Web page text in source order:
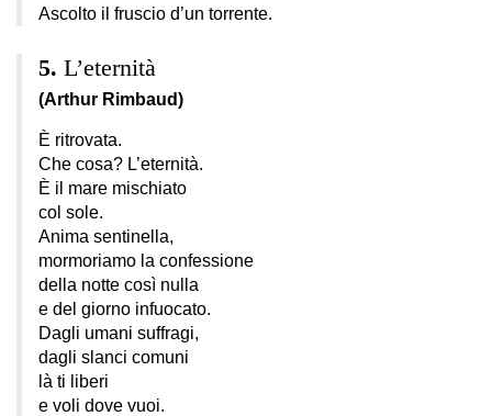
Ascolto il fruscio d’un torrente.
L’eternità
(Arthur Rimbaud)
È ritrovata.
Che cosa? L’eternità.
È il mare mischiato
col sole.
Anima sentinella,
mormoriamo la confessione
della notte così nulla
e del giorno infuocato.
Dagli umani suffragi,
dagli slanci comuni
là ti liberi
e voli dove vuoi.